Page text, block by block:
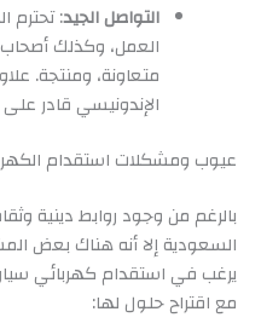
التواصل الجيد: تحترم
العمل، وكذلك
متعاونة، ومنتجة.
الإندونيسي قادر
عيوب ومشكلات استقدام
بالرغم من وجود روابط دينية
السعودية إلا أنه هناك بعض
يرغب في استقدام كهربائي
مع اقتراح حلول لها: